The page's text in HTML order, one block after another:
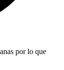
por lo que